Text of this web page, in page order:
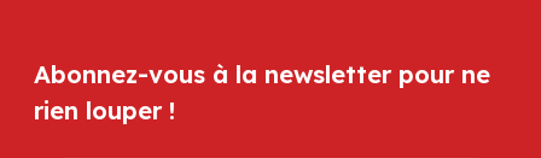
Abonnez-vous à la newsletter pour ne
rien louper !